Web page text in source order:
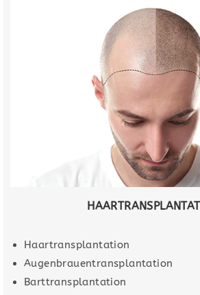
Haartransplantation
Augenbrauentransplantation
Barttransplantation